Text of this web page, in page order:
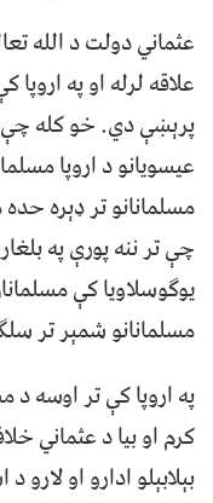
عثماني دولت د الله
علاقه لرله او په
پرېښې دي. خو کله چې
عیسویانو د اروپا
مسلمانانو تر ډېره
چې تر ننه پورې په
یوګوسلاویا کې
مسلمانانو شمېر تر
په اروپا کې تر اوسه د
کرم او بیا د عثماني
بېلابېلو ادارو او